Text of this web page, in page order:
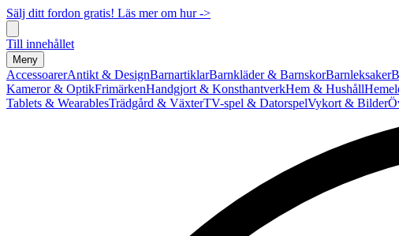
Sälj ditt fordon gratis! Läs mer om hur ->
Till innehållet
Meny
AccessoarerAntikt & DesignBarnartiklarBarnkläder & BarnskorBarnleksaker
Kameror & OptikFrimärkenHandgjort & KonsthantverkHem & Hushåll
Tablets & WearablesTrädgård & VäxterTV-spel & DatorspelVykort & Bilder